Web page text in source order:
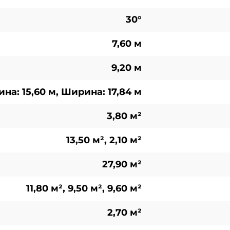
30°
7,60 м
9,20 м
15,60 м, Ширина: 17,84 м
3,80 м²
13,50 м², 2,10 м²
27,90 м²
11,80 м², 9,50 м², 9,60 м²
2,70 м²